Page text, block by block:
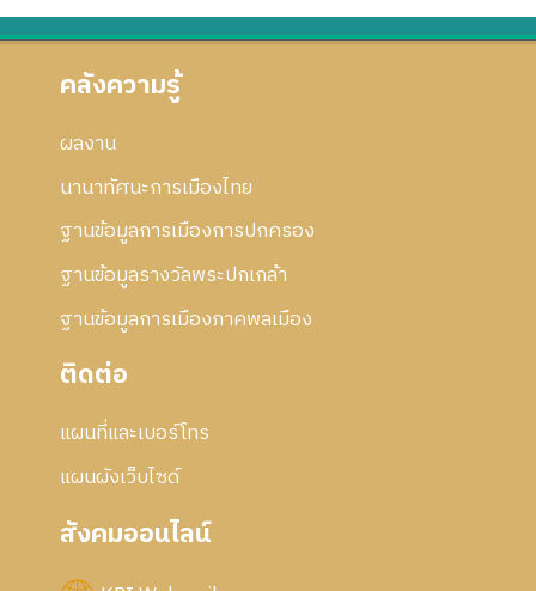
คลังความรู้
ผลงาน
นานาทัศนะการเมืองไทย
ฐานข้อมูลการเมืองการปกครอง
ฐานข้อมูลรางวัลพระปกเกล้า
ฐานข้อมูลการเมืองภาคพลเมือง
ติดต่อ
แผนที่และเบอร์โทร
แผนผังเว็บไซด์
สังคมออนไลน์